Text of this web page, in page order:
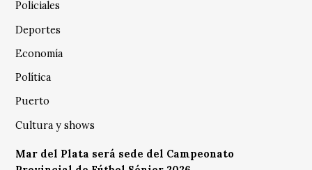
Policiales
Deportes
Economía
Política
Puerto
Cultura y shows
Mar del Plata será sede del Campeonato